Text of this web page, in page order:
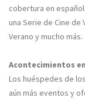
cobertura en español
una Serie de Cine de
Verano y mucho más.
Acontecimientos
Los huéspedes de
aún más eventos y